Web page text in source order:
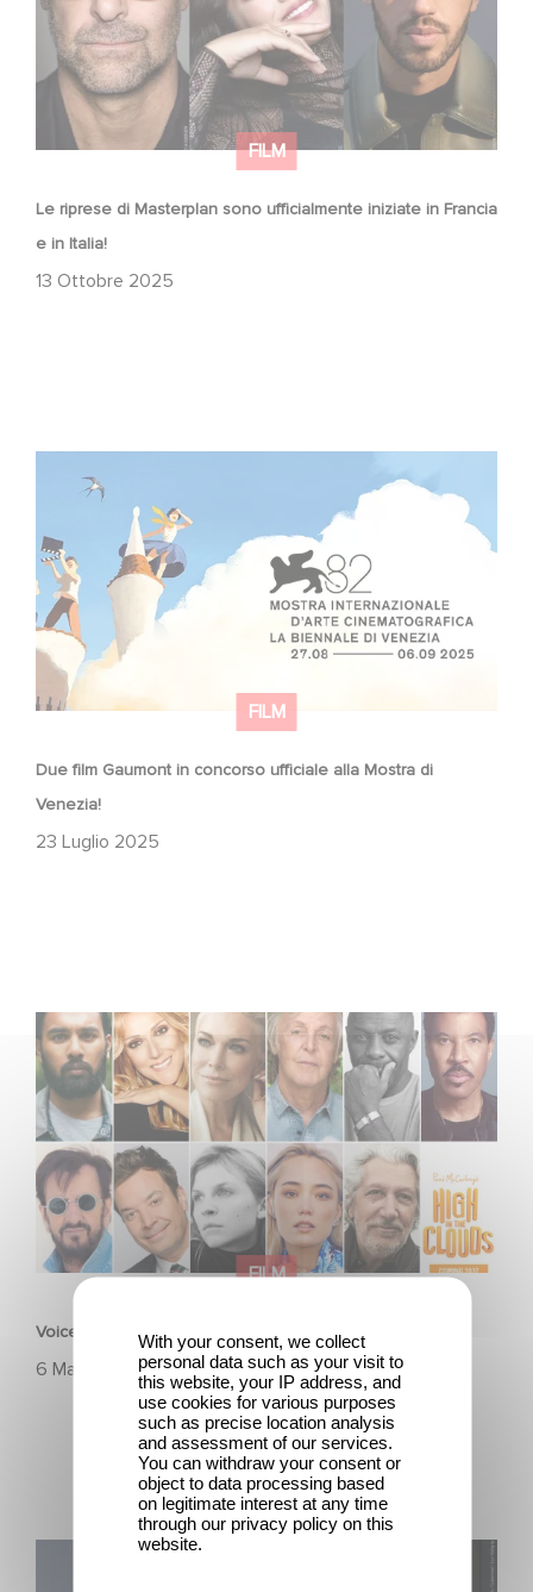
FILM
Le riprese di Masterplan sono ufficialmente iniziate in Francia
e in Italia!
13 Ottobre 2025
FILM
Due film Gaumont in concorso ufficiale alla Mostra di
Venezia!
23 Luglio 2025
Venezia!
FILM
Voice Cast Revealed for High in the Clouds
6 Maggio 2025
Voice Cast Revealed for High in the Clouds
Gaumont boards François Ozon’s feature adaptation of
With your consent, we collect
personal data such as your visit to
this website, your IP address, and
use cookies for various purposes
such as precise location analysis
and assessment of our services.
You can withdraw your consent or
object to data processing based
on legitimate interest at any time
through our privacy policy on this
website.